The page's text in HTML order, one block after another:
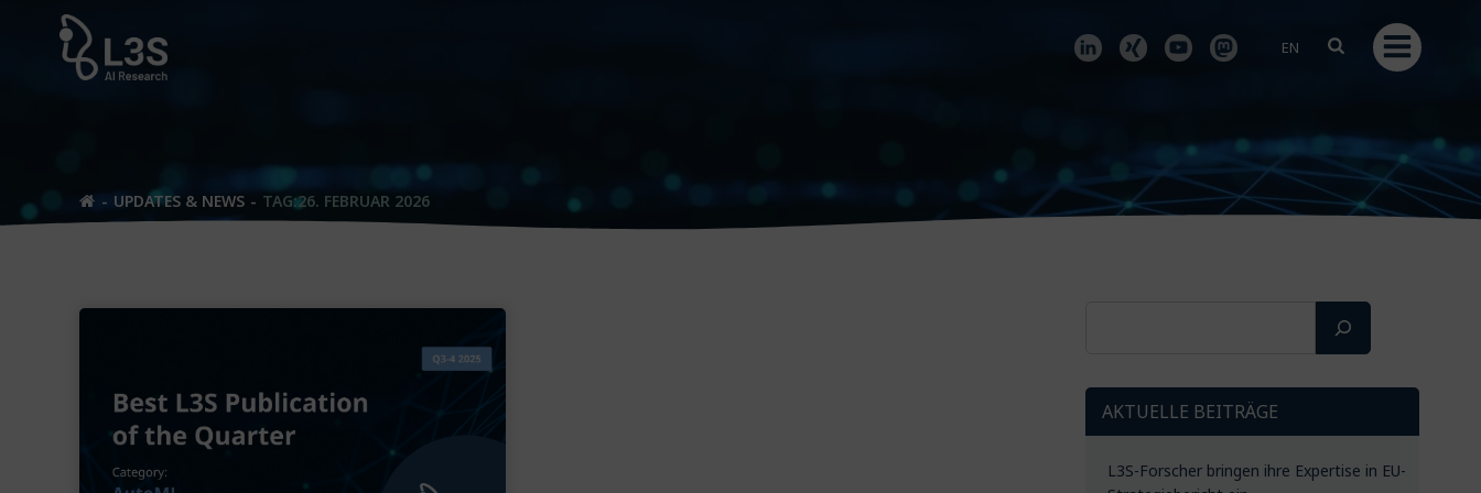
springen
EN
UPDATES & NEWS TAG:26. FEBRUAR 2026
AKTUELLE BEITRÄGE
L3S-Forscher bringen ihre Expertise in EU-